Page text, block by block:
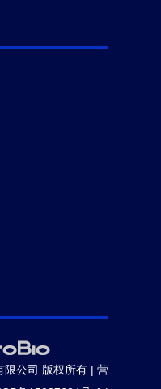
公司 版权所有 | 营